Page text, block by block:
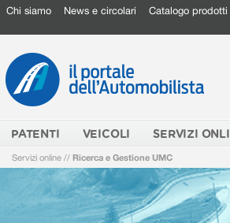
Chi siamo News e circolari Catalogo prodotti
PATENTI VEICOLI SERVIZI
Servizi online // Ricerca e Gestione UMC